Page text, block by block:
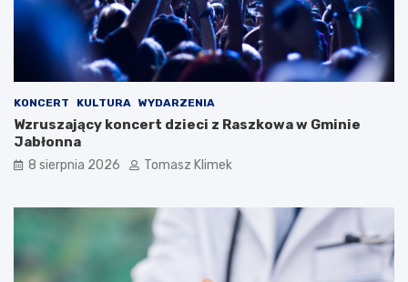
KONCERT KULTURA WYDARZENIA
Wzruszający koncert dzieci z Raszkowa w Gminie
Jabłonna
8 sierpnia 2026 Tomasz Klimek